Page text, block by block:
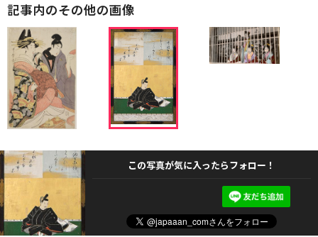
記事内のその他の画像
この写真が気に入ったらフォロー！